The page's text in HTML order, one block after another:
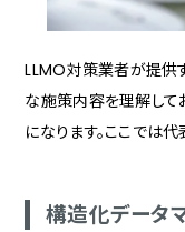
LLMO対策業者が提供
な施策内容を理解して
になります。ここでは
構造化データ